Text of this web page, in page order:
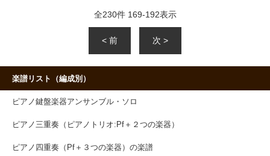
全230件 169-192表示
< 前 次 >
楽譜リスト（編成別）
ピアノ鍵盤楽器アンサンブル・ソロ
ピアノ三重奏（ピアノトリオ:Pf＋２つの楽器）
ピアノ四重奏（Pf＋３つの楽器）の楽譜